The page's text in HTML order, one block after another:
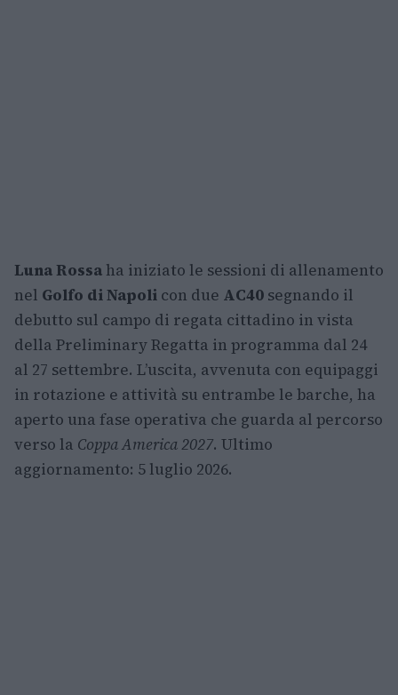
Luna Rossa ha iniziato le sessioni di allenamento
nel Golfo di Napoli con due AC40 segnando il
debutto sul campo di regata cittadino in vista
della Preliminary Regatta in programma dal 24
al 27 settembre. L’uscita, avvenuta con equipaggi
in rotazione e attività su entrambe le barche, ha
aperto una fase operativa che guarda al percorso
verso la Coppa America 2027. Ultimo
aggiornamento: 5 luglio 2026.